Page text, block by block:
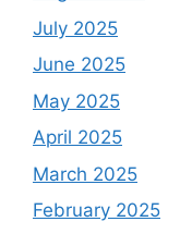
July 2025
June 2025
May 2025
April 2025
March 2025
February 2025